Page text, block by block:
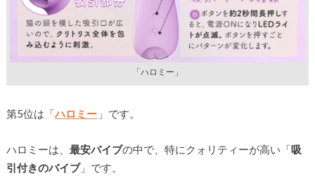
「ハロミー」
第5位は「ハロミー 」です。
ハロミーは、 最安バイブの中で、特にクォリティーが高い「吸
引付きのバイブ」です。